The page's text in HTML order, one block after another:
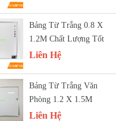
Bảng Từ Trắng 0.8 X
1.2M Chất Lượng Tốt
Liên Hệ
Bảng Từ Trắng Văn
Phòng 1.2 X 1.5M
Liên Hệ